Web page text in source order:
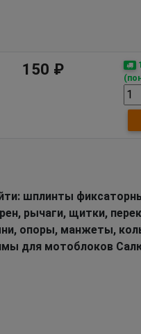
150 ₽
шплинты
рычаги, щитки,
опоры, манжеты,
для мотоблоков